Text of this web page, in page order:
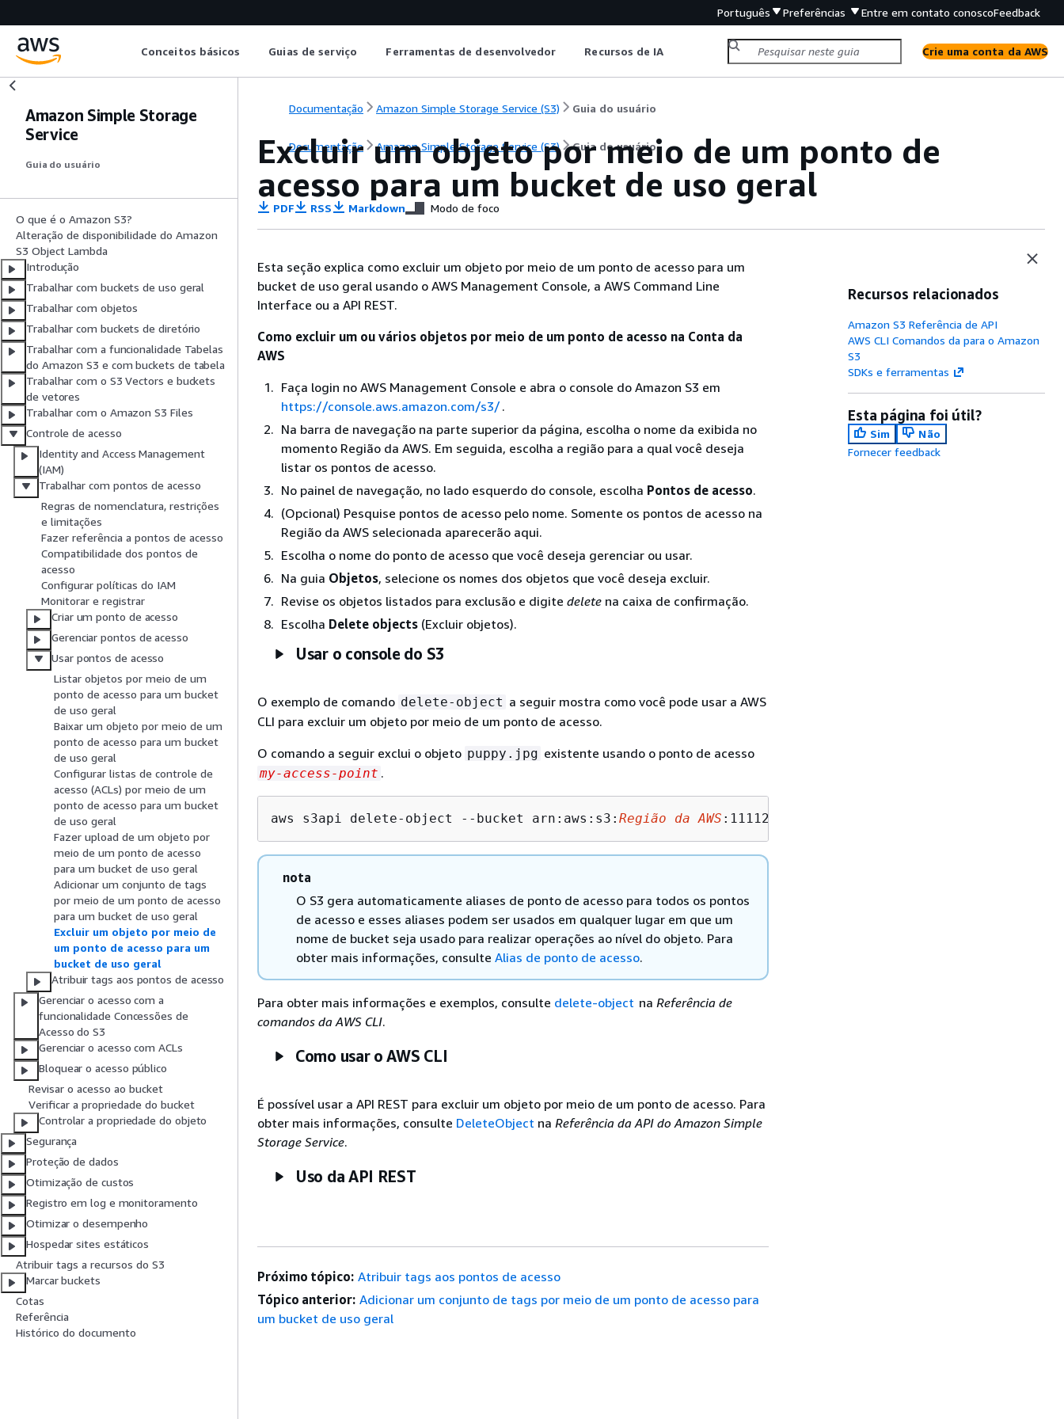
Português Preferências Entre em contato conoscoFeedback
Conceitos básicos Guias de serviço Ferramentas de desenvolvedor Recursos de IA Crie uma conta da AWS
Amazon Simple Storage
Service
Guia do usuário
O que é o Amazon S3?
Alteração de disponibilidade do Amazon
S3 Object Lambda
Introdução
Trabalhar com buckets de uso geral
Trabalhar com objetos
Trabalhar com buckets de diretório
Trabalhar com a funcionalidade Tabelas
do Amazon S3 e com buckets de tabela
Trabalhar com o S3 Vectors e buckets
de vetores
Trabalhar com o Amazon S3 Files
Controle de acesso
Identity and Access Management
(IAM)
Trabalhar com pontos de acesso
Regras de nomenclatura, restrições
e limitações
Fazer referência a pontos de acesso
Compatibilidade dos pontos de
acesso
Configurar políticas do IAM
Monitorar e registrar
Criar um ponto de acesso
Gerenciar pontos de acesso
Usar pontos de acesso
Listar objetos por meio de um
ponto de acesso para um bucket
de uso geral
Baixar um objeto por meio de um
ponto de acesso para um bucket
de uso geral
Configurar listas de controle de
acesso (ACLs) por meio de um
ponto de acesso para um bucket
de uso geral
Fazer upload de um objeto por
meio de um ponto de acesso
para um bucket de uso geral
Adicionar um conjunto de tags
por meio de um ponto de acesso
para um bucket de uso geral
Excluir um objeto por meio de
um ponto de acesso para um
bucket de uso geral
Atribuir tags aos pontos de acesso
Gerenciar o acesso com a
funcionalidade Concessões de
Acesso do S3
Gerenciar o acesso com ACLs
Bloquear o acesso público
Revisar o acesso ao bucket
Verificar a propriedade do bucket
Controlar a propriedade do objeto
Segurança
Proteção de dados
Otimização de custos
Registro em log e monitoramento
Otimizar o desempenho
Hospedar sites estáticos
Atribuir tags a recursos do S3
Marcar buckets
Cotas
Referência
Histórico do documento
Documentação Amazon Simple Storage Service (S3) Guia do usuário
Documentação Amazon Simple Storage Service (S3) Guia do usuário
Excluir um objeto por meio de um ponto de
acesso para um bucket de uso geral
PDF RSS Markdown Modo de foco
Esta seção explica como excluir um objeto por meio de um ponto de acesso para um
bucket de uso geral usando o AWS Management Console, a AWS Command Line
Interface ou a API REST.
Como excluir um ou vários objetos por meio de um ponto de acesso na Conta da
AWS
Faça login no AWS Management Console e abra o console do Amazon S3 em
https://console.aws.amazon.com/s3/.
Na barra de navegação na parte superior da página, escolha o nome da exibida no
momento Região da AWS. Em seguida, escolha a região para a qual você deseja
listar os pontos de acesso.
No painel de navegação, no lado esquerdo do console, escolha Pontos de acesso.
(Opcional) Pesquise pontos de acesso pelo nome. Somente os pontos de acesso na
Região da AWS selecionada aparecerão aqui.
Escolha o nome do ponto de acesso que você deseja gerenciar ou usar.
Na guia Objetos, selecione os nomes dos objetos que você deseja excluir.
Revise os objetos listados para exclusão e digite delete na caixa de confirmação.
Escolha Delete objects (Excluir objetos).
Usar o console do S3
O exemplo de comando delete-object a seguir mostra como você pode usar a AWS
CLI para excluir um objeto por meio de um ponto de acesso.
O comando a seguir exclui o objeto puppy.jpg existente usando o ponto de acesso
my-access-point .
aws s3api delete-object --bucket arn:aws:s3: Região da AWS :111122223333:accesspoint/
nota
O S3 gera automaticamente aliases de ponto de acesso para todos os pontos
de acesso e esses aliases podem ser usados em qualquer lugar em que um
nome de bucket seja usado para realizar operações ao nível do objeto. Para
obter mais informações, consulte Alias de ponto de acesso.
Para obter mais informações e exemplos, consulte delete-object na Referência de
comandos da AWS CLI.
Como usar o AWS CLI
É possível usar a API REST para excluir um objeto por meio de um ponto de acesso. Para
obter mais informações, consulte DeleteObject na Referência da API do Amazon Simple
Storage Service.
Uso da API REST
Recursos relacionados
Amazon S3 Referência de API
AWS CLI Comandos da para o Amazon
S3
SDKs e ferramentas
Esta página foi útil?
Sim
Não
Fornecer feedback
Próximo tópico: Atribuir tags aos pontos de acesso
Tópico anterior: Adicionar um conjunto de tags por meio de um ponto de acesso para
um bucket de uso geral